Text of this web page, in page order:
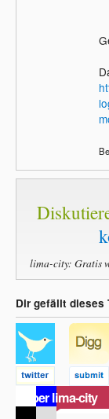
lima-city: Gratis
Dir gefällt dieses
Über lima-city